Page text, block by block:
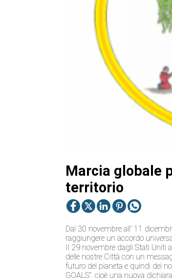
Marcia globale
territorio
Dal 30 novembre all’ 11
raggiungere un accordo
Il 29 novembre dagli Stati Uniti
delle nostre Città con un
futuro del pianeta e quindi dei
GOALS”, cioè una nuova